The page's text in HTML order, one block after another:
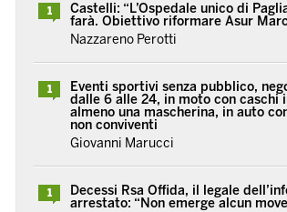
1
Castelli: “L’Ospedale unico di
farà. Obiettivo riformare Asur
Nazzareno Perotti
1
Eventi sportivi senza pubblico,
dalle 6 alle 24, in moto con caschi
almeno una mascherina, in auto
non conviventi
Giovanni Marucci
1
Decessi Rsa Offida, il legale
arrestato: “Non emerge alcun